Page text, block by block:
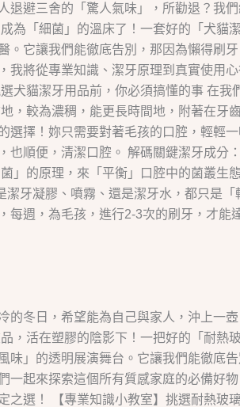
避三舍的「驚人氣味」，所勸退？我
為「細菌」的溫床了！一套好的「犬貓
它讓我們能徹底告別，那因為懶得刷
將從專業知識、潔牙原理到真實使用
犬貓潔牙用品前，你必須搞懂的事 在我
，較為濃稠，能更長時間地，附著在牙
擇！妳只需要對著毛孩的口腔，輕輕
順便，清潔口腔。 解碼關鍵潔牙成分
」的原理，來「平衡」口腔中的菌叢生
牙凝膠、噴霧、還是潔牙水，都只是
週，為毛孩，進行2-3次的刷牙，才能
冬日，希望能為自己與家人，沖上一
，活在塑膠的陰影下！一把好的「耐熱
」的透明展演舞台。它讓我們能徹底
起來探索這個所有質感家庭的必備好
選！ 【專業知識小教室】挑選耐熱玻